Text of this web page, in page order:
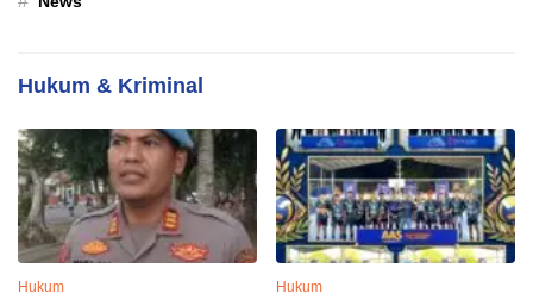
Hukum & Kriminal
Hukum Hukum